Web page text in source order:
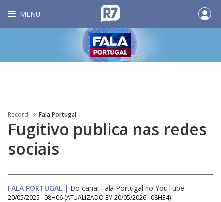
MENU
Record Fala Portugal
Fugitivo publica nas redes
sociais
FALA PORTUGAL | Do canal Fala Portugal no YouTube
20/05/2026 - 08H06 (ATUALIZADO EM 20/05/2026 - 08H34)